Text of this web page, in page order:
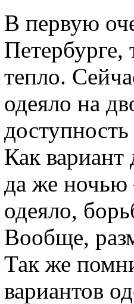
В первую
Петербурге,
тепло.
одеяло на
Как вариант
да же ночью
одеяло,
Вообще,
Так же
вариантов